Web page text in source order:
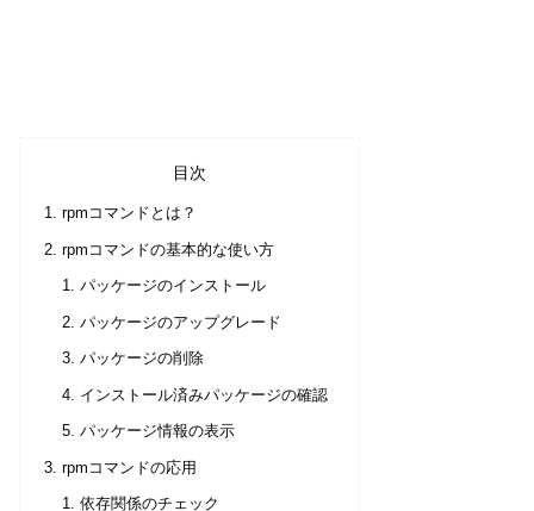
目次
rpmコマンドとは？
rpmコマンドの基本的な使い方
パッケージのインストール
パッケージのアップグレード
パッケージの削除
インストール済みパッケージの確認
パッケージ情報の表示
rpmコマンドの応用
依存関係のチェック